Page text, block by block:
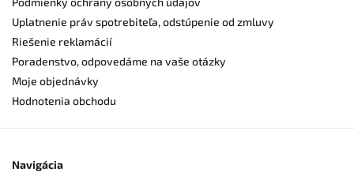
Uplatnenie práv spotrebiteľa, odstúpenie od zmluvy
Riešenie reklamácií
Poradenstvo, odpovedáme na vaše otázky
Moje objednávky
Hodnotenia obchodu
Navigácia